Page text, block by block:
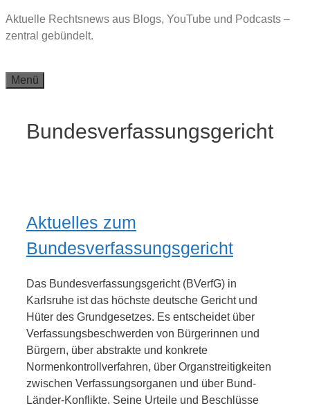
Zum
Inhalt
Aktuelle Rechtsnews aus Blogs, YouTube und Podcasts –
zentral gebündelt.
Menü
Bundesverfassungsgericht
Aktuelles zum
Bundesverfassungsgericht
Das Bundesverfassungsgericht (BVerfG) in
Karlsruhe ist das höchste deutsche Gericht und
Hüter des Grundgesetzes. Es entscheidet über
Verfassungsbeschwerden von Bürgerinnen und
Bürgern, über abstrakte und konkrete
Normenkontrollverfahren, über Organstreitigkeiten
zwischen Verfassungsorganen und über Bund-
Länder-Konflikte. Seine Urteile und Beschlüsse